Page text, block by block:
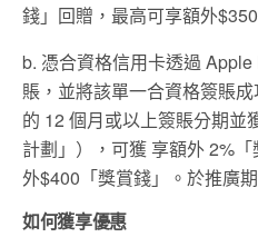
錢」回贈，最⾼可享額外
b. 憑合資格信⽤卡透過
賬，並將該單⼀合資格簽賬
的 12 個⽉或以上簽賬分期並
計劃」），可獲 享額外 2%
外$400「獎賞錢」。於推廣
如何獲享優惠